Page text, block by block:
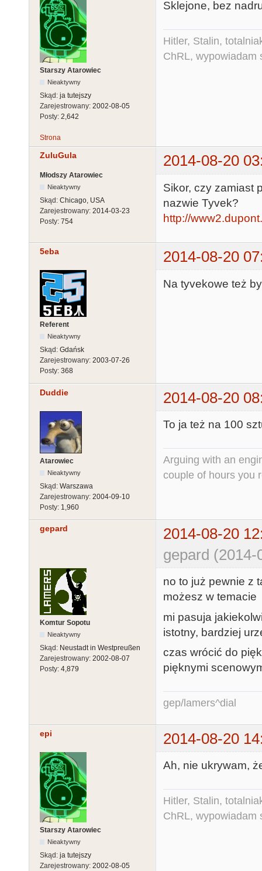
Starszy Atarowiec
Nieaktywny
Skąd: ja tutejszy
Zarejestrowany: 2002-08-05
Posty: 2,642
Sklejone, bez
Hitler, Stalin,
ChRL, wypowiadam
Strona
ZuluGula 2014-08-20
Młodszy Atarowiec
Nieaktywny
Skąd: Chicago, USA
Zarejestrowany: 2014-03-23
Posty: 754
Sikor, czy zamiast
nazwie Tyvek?
http://
5eba 2014-08-20
Referent
Nieaktywny
Skąd: Gdańsk
Zarejestrowany: 2003-07-26
Posty: 368
Na tyvekowe też
Duddie 2014-08-20
Atarowiec
Nieaktywny
Skąd: Warszawa
Zarejestrowany: 2004-09-10
Posty: 1,960
To ja też na 100
Arguing with an
couple of hours you
gepard
2014-08-20
gepard
Komtur Sopotu
Nieaktywny
Skąd: Neustadt in Westpreußen
Zarejestrowany: 2002-08-07
Posty: 4,879
no to już pewnie z
możesz w temacie
mi pasuja
istotny, bardziej
czas wrócić do
pięknymi
gep/lamers^dial
epi 2014-08-20
Starszy Atarowiec
Nieaktywny
Skąd: ja tutejszy
Zarejestrowany: 2002-08-05
Ah, nie ukrywam,
Hitler, Stalin,
ChRL, wypowiadam